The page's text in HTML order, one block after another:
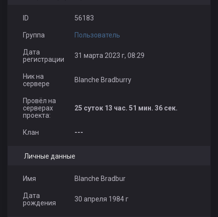
ID 56183
Группа Пользователь
Дата
регистрации
31 марта 2023 г, 08:29
Ник на
сервере
Blanche Bradburry
Провёл на
серверах
проекта:
25 суток 13 час. 51 мин. 36 сек.
Клан ---
Личные данные
Имя Blanche Bradbur
Дата
рождения
30 апреля 1984 г